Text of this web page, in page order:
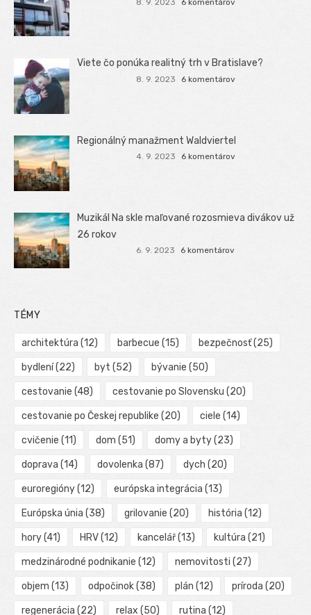
8. 9. 2023 6 komentárov
Viete čo ponúka realitný trh v Bratislave?
8. 9. 2023 6 komentárov
Regionálný manažment Waldviertel
4. 9. 2023 6 komentárov
Muzikál Na skle maľované rozosmieva divákov už
26 rokov
6. 9. 2023 6 komentárov
TÉMY
architektúra (12) barbecue (15) bezpečnosť(25)
bydlení(22) byt (52) bývanie (50)
cestovanie (48) cestovanie po Slovensku (20)
cestovanie po Českej republike (20) ciele (14)
cvičenie (11) dom (51) domy a byty(23)
doprava (14) dovolenka (87) dych (20)
euroregióny(12) európska integrácia (13)
Európska únia (38) grilovanie (20) história (12)
hory(41) HRV(12) kancelář(13) kultúra (21)
medzinárodné podnikanie (12) nemovitosti (27)
objem (13) odpočinok(38) plán (12) príroda (20)
regenerácia (22) relax (50) rutina (12)